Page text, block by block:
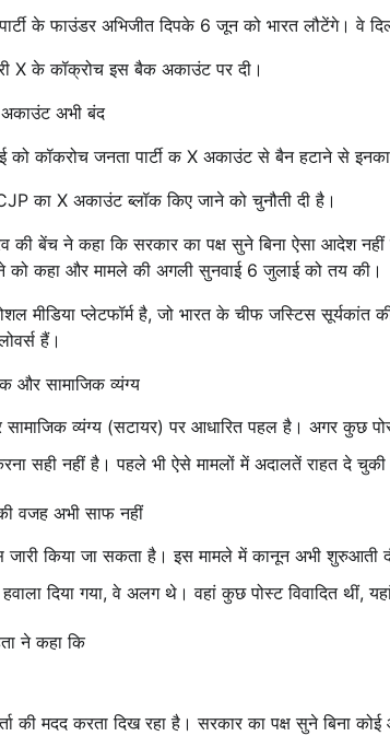
के फाउंडर अभिजीत दिपके 6 जून को भारत लौटेंगे। वे
X के कॉक्रोच इस बैक अकाउंट पर दी।
अकाउंट अभी बंद
को कॉकरोच जनता पार्टी क X अकाउंट से बैन हटाने से
का X अकाउंट ब्लॉक किए जाने को चुनौती दी है।
की बेंच ने कहा कि सरकार का पक्ष सुने बिना ऐसा आदेश
को कहा और मामले की अगली सुनवाई 6 जुलाई को तय की।
मीडिया प्लेटफॉर्म है, जो भारत के चीफ जस्टिस
हैं।
और सामाजिक व्यंग्य
व्यंग्य (सटायर) पर आधारित पहल है। अगर कुछ
सही नहीं है। पहले भी ऐसे मामलों में अदालतें राहत दे
वजह अभी साफ नहीं
जारी किया जा सकता है। इस मामले में कानून अभी शुरुआती
दिया गया, वे अलग थे। वहां कुछ पोस्ट विवादित थीं,
ने कहा कि
की मदद करता दिख रहा है। सरकार का पक्ष सुने बिना